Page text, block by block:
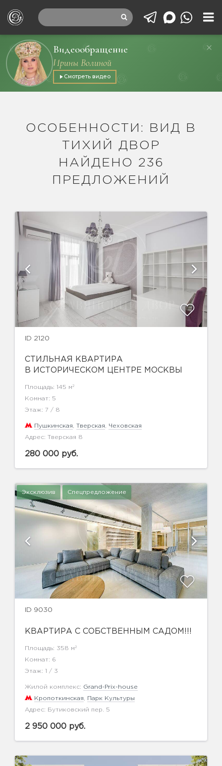
Видеообращение
Ирины Волиной
Смотреть видео
ОСОБЕННОСТИ: ВИД В
ТИХИЙ ДВОР
НАЙДЕНО 236
ПРЕДЛОЖЕНИЙ
ID 2120
СТИЛЬНАЯ КВАРТИРА
В ИСТОРИЧЕСКОМ ЦЕНТРЕ МОСКВЫ
Площадь: 145 м 2
Комнат: 5
Этаж: 7 / 8
Пушкинская Тверская Чеховская
Адрес: Тверская 8
280 000 руб.
Эксклюзив Спецпредложение
ID 9030
КВАРТИРА С СОБСТВЕННЫМ САДОМ!!!
Площадь: 358 м 2
Комнат: 6
Этаж: 1 / 3
Жилой комплекс: Grand-Prix-house
Кропоткинская Парк Культуры
Адрес: Бутиковский пер. 5
2 950 000 руб.